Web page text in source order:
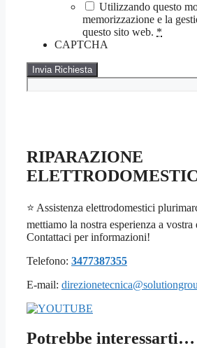
Utilizzando questo
memorizzazione e la
questo sito web. *
CAPTCHA
RIPARAZIONE
⭐ Assistenza elettrodomestici
mettiamo la nostra esperienza a vostra
Contattaci per informazioni!
Telefono: 3477387355
E-mail:
Potrebbe interessarti…